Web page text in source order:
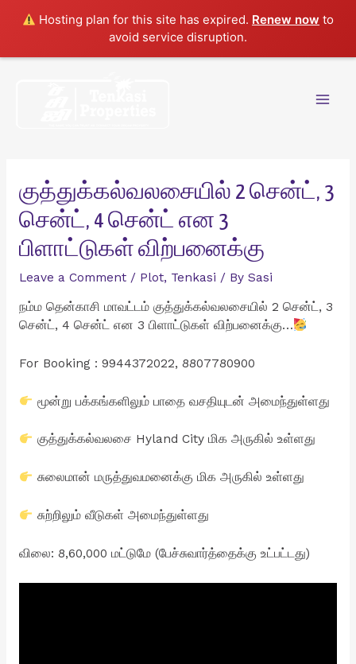
Hosting plan for this site has expired. Renew now to
avoid service disruption.
குத்துக்கல்வலசையில் 2 சென்ட், 3
சென்ட், 4 சென்ட் என 3
பிளாட்டுகள் விற்பனைக்கு
Leave a Comment / Plot, Tenkasi / By Sasi
நம்ம தென்காசி மாவட்டம் குத்துக்கல்வலசையில் 2 சென்ட், 3
சென்ட், 4 சென்ட் என 3 பிளாட்டுகள் விற்பனைக்கு…
For Booking : 9944372022, 8807780900
மூன்று பக்கங்களிலும் பாதை வசதியுடன் அமைந்துள்ளது
குத்துக்கல்வலசை Hyland City மிக அருகில் உள்ளது
சுலைமான் மருத்துவமனைக்கு மிக அருகில் உள்ளது
சுற்றிலும் வீடுகள் அமைந்துள்ளது
விலை: 8,60,000 மட்டுமே (பேச்சுவார்த்தைக்கு உட்பட்டது)